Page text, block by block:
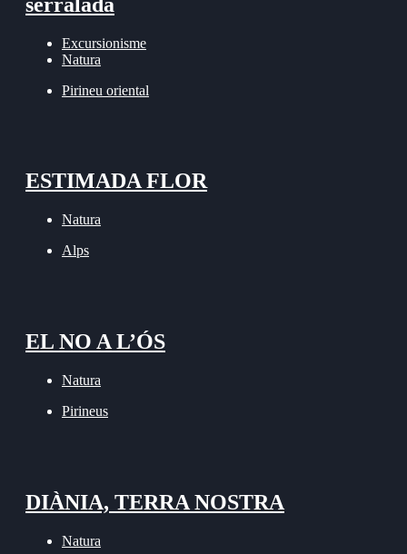
Excursionisme
Natura
Pirineu oriental
ESTIMADA FLOR
Natura
Alps
EL NO A L’ÓS
Natura
Pirineus
DIÀNIA, TERRA NOSTRA
Natura